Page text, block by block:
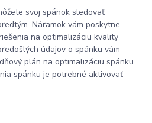
svoj spánok sledovať
Náramok vám poskytne
na optimalizáciu kvality
údajov o spánku vám
plán na optimalizáciu spánku.
spánku je potrebné aktivovať